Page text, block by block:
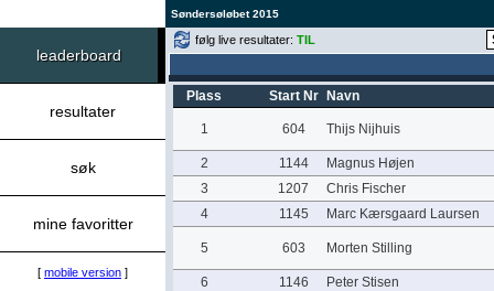
Søndersøløbet 2015
leaderboard
resultater
søk
mine favoritter
[ mobile version ]
følg live resultater: TIL
Plass Start Nr Navn
1 604 Thijs Nijhuis
2 1144
Magnus Højen
3
1207
Chris Fischer
4
1145 Marc Kærsgaard Laursen
5 603 Morten Stilling
6 1146
Peter Stisen